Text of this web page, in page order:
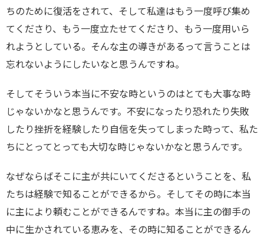
ちのために復活をされて、そして私達はもう一度呼び集め
てくださり、もう一度立たせてくださり、もう一度用いら
れようとしている。そんな主の導きがあるって言うことは
忘れないようにしたいなと思うんですね。
そしてそういう本当に不安な時というのはとても大事な時
じゃないかなと思うんです。不安になったり恐れたり失敗
したり挫折を経験したり自信を失ってしまった時って、私た
ちにとってとっても大切な時じゃないかなと思うんです。
なぜならばそこに主が共にいてくださるということを、私
たちは経験で知ることができるから。そしてその時に本当
に主により頼むことができるんですね。本当に主の御手の
中に生かされている恵みを、その時に知ることができるん